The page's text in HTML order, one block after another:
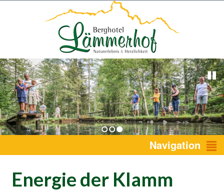
1 2 3 Navigation
Energie der Klamm